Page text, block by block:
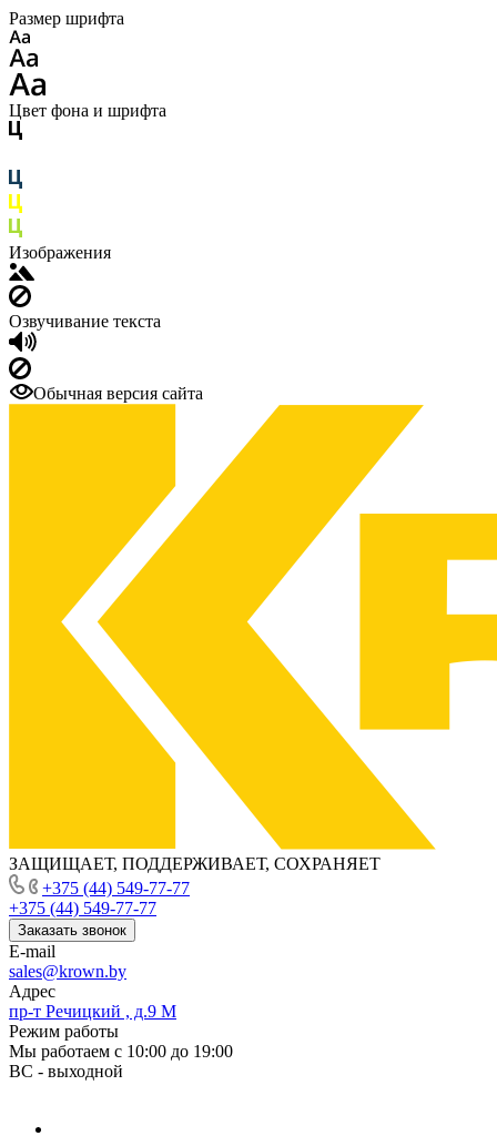
Размер шрифта
Цвет фона и шрифта
Изображения
Озвучивание текста
Обычная версия сайта
ЗАЩИЩАЕТ, ПОДДЕРЖИВАЕТ, СОХРАНЯЕТ
+375 (44) 549-77-77
+375 (44) 549-77-77
Заказать звонок
E-mail
sales@krown.by
Адрес
пр-т Речицкий , д.9 М
Режим работы
Мы работаем с 10:00 до 19:00
ВС - выходной